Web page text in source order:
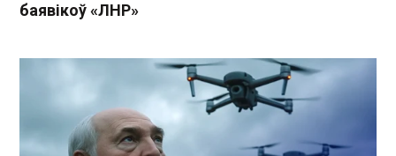
баявікоў «ЛНР»